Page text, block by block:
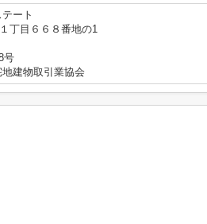
ート
丁目６６８番地の1
号
建物取引業協会